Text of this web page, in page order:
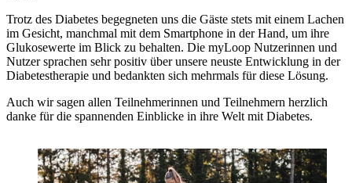
Trotz des Diabetes begegneten uns die Gäste stets mit einem Lachen
im Gesicht, manchmal mit dem Smartphone in der Hand, um ihre
Glukosewerte im Blick zu behalten. Die myLoop Nutzerinnen und
Nutzer sprachen sehr positiv über unsere neuste Entwicklung in der
Diabetestherapie und bedankten sich mehrmals für diese Lösung.
Auch wir sagen allen Teilnehmerinnen und Teilnehmern herzlich
danke für die spannenden Einblicke in ihre Welt mit Diabetes.